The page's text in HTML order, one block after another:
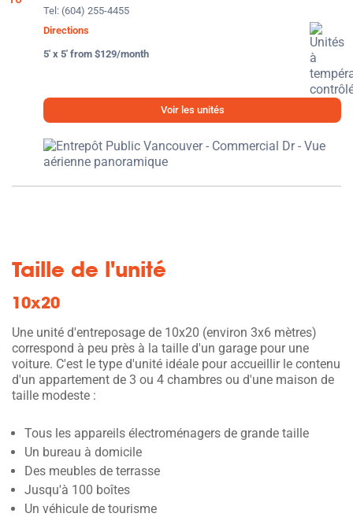
Tel: (604) 255-4455
Directions
5' x 5' from $129/month
Voir les unités
Taille de l'unité
10x20
Une unité d'entreposage de 10x20 (environ 3x6 mètres)
correspond à peu près à la taille d'un garage pour une
voiture. C'est le type d'unité idéale pour accueillir le contenu
d'un appartement de 3 ou 4 chambres ou d'une maison de
taille modeste :
Tous les appareils électroménagers de grande taille
Un bureau à domicile
Des meubles de terrasse
Jusqu'à 100 boîtes
Un véhicule de tourisme